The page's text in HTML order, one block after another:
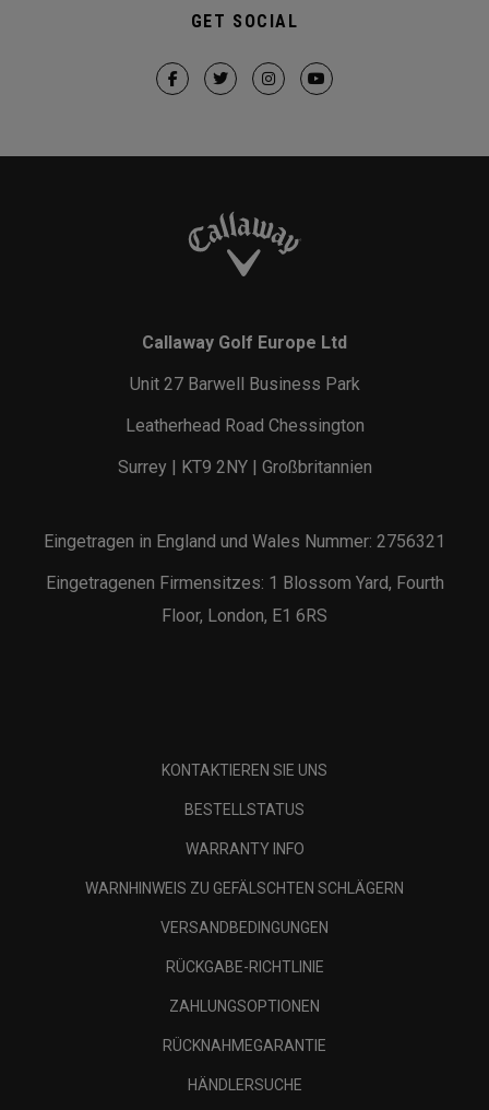
GET SOCIAL
Callaway Golf Europe Ltd
Unit 27 Barwell Business Park
Leatherhead Road Chessington
Surrey | KT9 2NY | Großbritannien
Eingetragen in England und Wales Nummer: 2756321
Eingetragenen Firmensitzes: 1 Blossom Yard, Fourth
Floor, London, E1 6RS
KONTAKTIEREN SIE UNS
BESTELLSTATUS
WARRANTY INFO
WARNHINWEIS ZU GEFÄLSCHTEN SCHLÄGERN
VERSANDBEDINGUNGEN
RÜCKGABE-RICHTLINIE
ZAHLUNGSOPTIONEN
RÜCKNAHMEGARANTIE
HÄNDLERSUCHE